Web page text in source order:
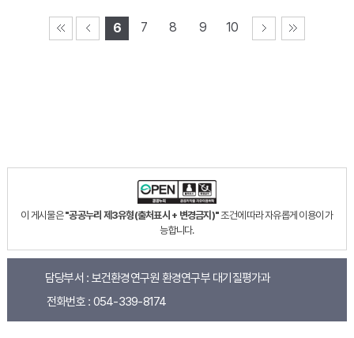
6 7 8 9 10
이 게시물은"공공누리 제3유형(출처표시 + 변경금지)"조건에 따라 자유롭게 이용이 가
능합니다.
담당부서 : 보건환경연구원 환경연구부 대기질평가과
전화번호 : 054-339-8174